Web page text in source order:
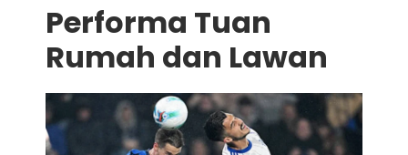
Performa Tuan
Rumah dan Lawan